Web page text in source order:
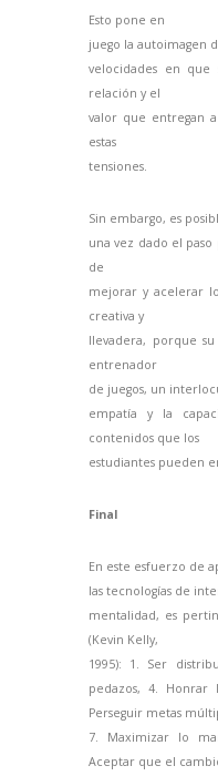
Esto pone en
juego la autoimagen
velocidades en
relación y el
valor que entregan
estas
tensiones.
Sin embargo, es
una vez dado el
de
mejorar y acelerar
creativa y
llevadera, porque
entrenador
de juegos, un
empatía y la
contenidos que los
estudiantes pueden
Final
En este esfuerzo de
las tecnologías de
mentalidad, es
(Kevin Kelly,
1995): 1. Ser
pedazos, 4.
Perseguir metas
7. Maximizar lo
Aceptar que el